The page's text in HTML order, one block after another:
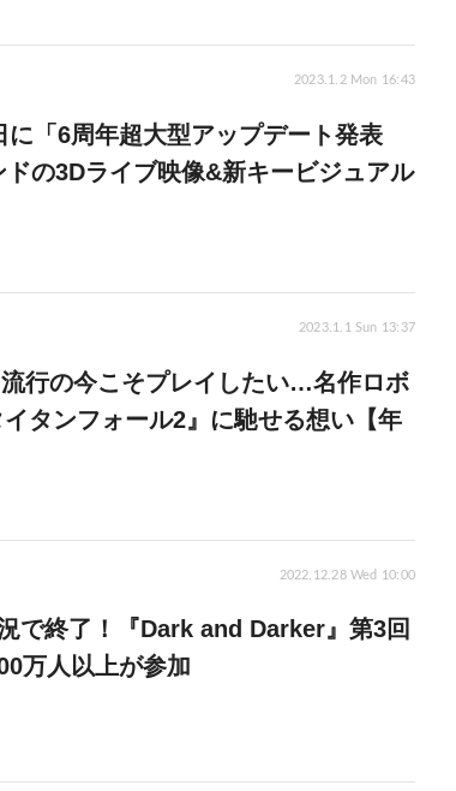
2023.1.2 Mon 16:43
に「6周年超大型アップデート発表
の3Dライブ映像&新キービジュアル
2023.1.1 Sun 13:37
行の今こそプレイしたい…名作ロボ
タンフォール2』に馳せる想い【年
2022.12.28 Wed 10:00
で終了！『Dark and Darker』第3回
万人以上が参加